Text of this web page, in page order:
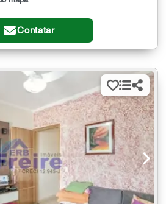
Contatar